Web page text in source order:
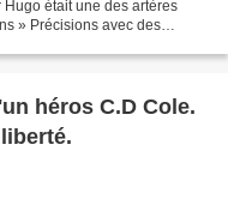
Hugo était une des artères
» Précisions avec des
héros C.D Cole.